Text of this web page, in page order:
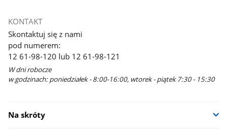
KONTAKT
Skontaktuj się z nami
pod numerem:
12 61-98-120 lub 12 61-98-121
W dni robocze
w godzinach: poniedziałek - 8:00-16:00, wtorek - piątek 7:30 - 15:30
Na skróty